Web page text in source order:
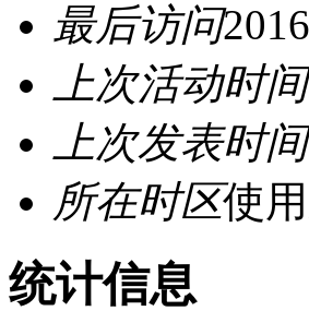
最后访问
上次活动时间
上次发表时间
所在时区使
统计信息